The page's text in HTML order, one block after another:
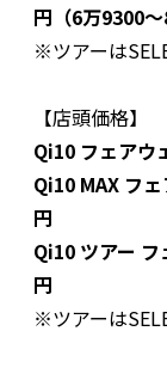
円（6万9300〜
※ツアーは
【店頭価格】
Qi10 フェア
Qi10 MAX フ
円
Qi10 ツアー
円
※ツアーは